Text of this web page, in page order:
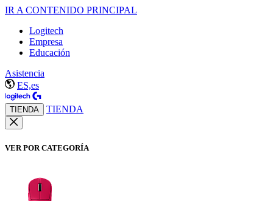
IR A CONTENIDO PRINCIPAL
Logitech
Empresa
Educación
Asistencia
ES,es
TIENDA TIENDA
VER POR CATEGORÍA